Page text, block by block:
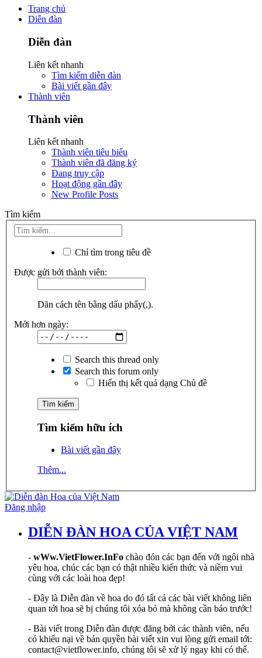
Trang chủ
Diễn đàn
Diễn đàn
Liên kết nhanh
Tìm kiếm diễn đàn
Bài viết gần đây
Thành viên
Thành viên
Liên kết nhanh
Thành viên tiêu biểu
Thành viên đã đăng ký
Đang truy cập
Hoạt động gần đây
New Profile Posts
Tìm kiếm
Chỉ tìm trong tiêu đề
Được gửi bởi thành viên:
Dãn cách tên bằng dấu phẩy(,).
Mới hơn ngày:
Search this thread only
Search this forum only
Hiển thị kết quả dạng Chủ đề
Tìm kiếm hữu ích
Bài viết gần đây
Thêm...
Đăng nhập
DIỄN ĐÀN HOA CỦA VIỆT NAM
- wWw.VietFlower.InFo chào đón các bạn đến với ngôi nhà
yêu hoa, chúc các bạn có thật nhiều kiến thức và niềm vui
cùng với các loài hoa đẹp!
- Đây là Diễn đàn về hoa do đó tất cả các bài viết không liên
quan tới hoa sẽ bị chúng tôi xóa bỏ mà không cần báo trước!
- Bài viết trong Diễn đàn được đăng bởi các thành viên, nếu
có khiếu nại về bản quyền bài viết xin vui lòng gửi email tới:
contact@vietflower.info, chúng tôi sẽ xử lý ngay khi có thể.